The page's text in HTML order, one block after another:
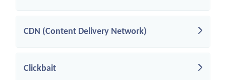
CDN (Content Delivery Network)
Clickbait